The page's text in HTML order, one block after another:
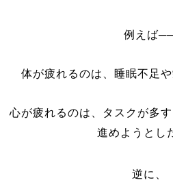
例えば
体が疲れるのは、睡眠不足
心が疲れるのは、タスクが多
進めようとし
逆に、